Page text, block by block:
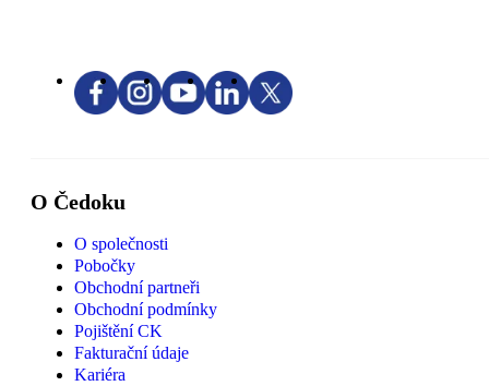
O Čedoku
O společnosti
Pobočky
Obchodní partneři
Obchodní podmínky
Pojištění CK
Fakturační údaje
Kariéra